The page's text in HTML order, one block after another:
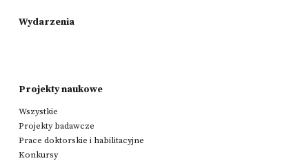
Wydarzenia
Projekty naukowe
Wszystkie
Projekty badawcze
Prace doktorskie i habilitacyjne
Konkursy